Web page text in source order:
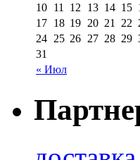
« Июл
10 11 12 13 14 15
17 18 19 20 21 22
24 25 26 27 28 29
31